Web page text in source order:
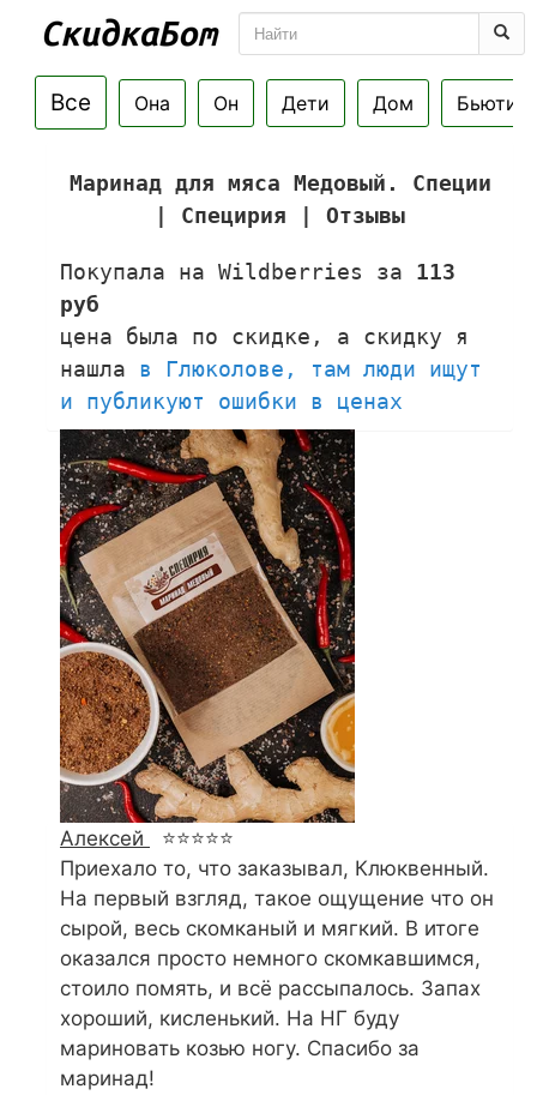
Все Она Он Дети Дом Бьюти
Маринад для мяса Медовый. Специи
| Специрия | Отзывы
Покупала на Wildberries за 113
руб
цена была по скидке, а скидку я
нашла в Глюколове, там люди ищут
и публикуют ошибки в ценах
Алексей
⭐⭐⭐⭐⭐
Приехало то, что заказывал, Клюквенный.
На первый взгляд, такое ощущение что он
сырой, весь скомканый и мягкий. В итоге
оказался просто немного скомкавшимся,
стоило помять, и всё рассыпалось. Запах
хороший, кисленький. На НГ буду
мариновать козью ногу. Спасибо за
маринад!